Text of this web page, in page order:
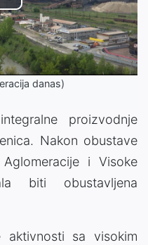
danas)
proizvodnje
Nakon obustave
i Visoke
biti obustavljena
sa visokim